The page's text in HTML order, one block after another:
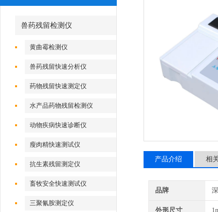
兽药残留检测仪
黄曲霉检测仪
兽药残留快速分析仪
药物残留快速测定仪
水产品药物残留检测仪
动物疾病快速诊断仪
瘦肉精快速测试仪
抗生素残留测定仪
畜牧安全快速测试仪
三聚氰胺测定仪
产品介绍 相
品牌
外形尺寸